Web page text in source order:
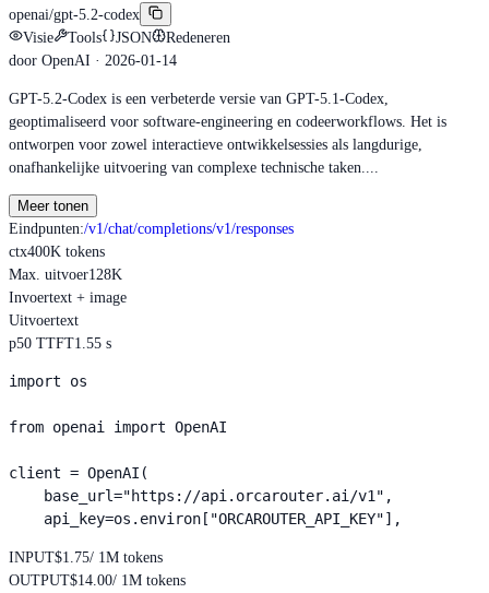
openai/gpt-5.2-codex
Visie
Tools JSON
Redeneren
door OpenAI · 2026-01-14
GPT-5.2-Codex is een verbeterde versie van GPT-5.1-Codex,
geoptimaliseerd voor software-engineering en codeerworkflows. Het is
ontworpen voor zowel interactieve ontwikkelsessies als langdurige,
onafhankelijke uitvoering van complexe technische taken....
Meer tonen
Eindpunten:/v1/chat/completions/v1/responses
ctx400K tokens
Max. uitvoer128K
Invoertext + image
Uitvoertext
p50 TTFT1.55 s
import os
from openai import OpenAI
client = OpenAI(
    base_url="https://api.orcarouter.ai/v1",
    api_key=os.environ["ORCAROUTER_API_KEY"],
INPUT$1.75/ 1M tokens
OUTPUT$14.00/ 1M tokens